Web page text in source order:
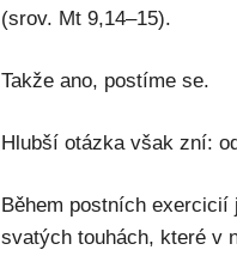
(srov. Mt 9,14–15).
Takže ano, postíme se.
Hlubší otázka však zní:
Během postních
svatých touhách, které v